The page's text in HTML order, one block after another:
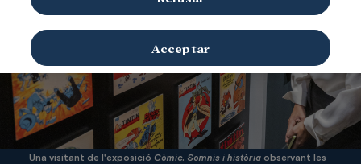
Una visitant de l'exposició Còmic. Somnis i història observant les
Acceptar